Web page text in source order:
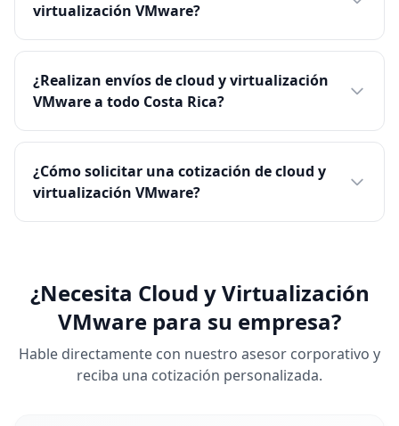
virtualización VMware?
¿Realizan envíos de cloud y virtualización
VMware a todo Costa Rica?
¿Cómo solicitar una cotización de cloud y
virtualización VMware?
¿Necesita Cloud y Virtualización
VMware para su empresa?
Hable directamente con nuestro asesor corporativo y
reciba una cotización personalizada.